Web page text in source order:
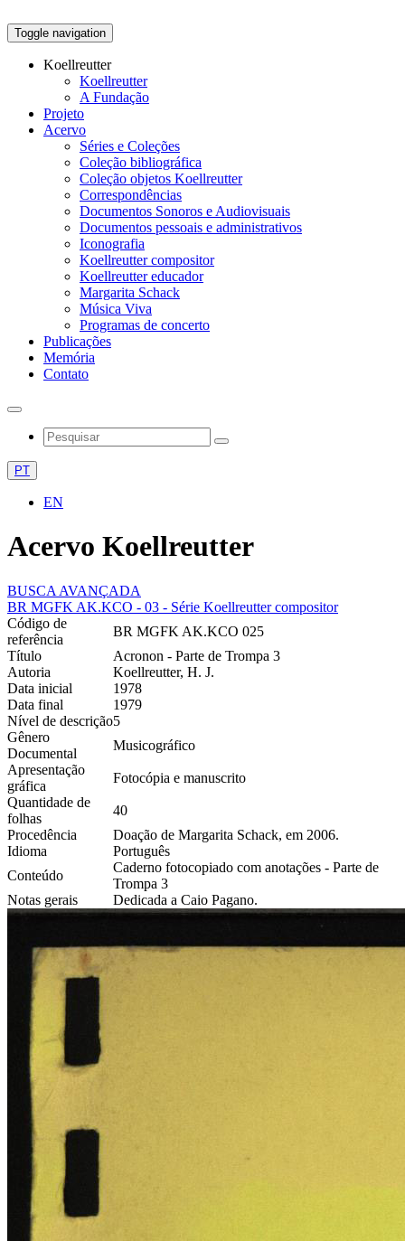
Toggle navigation
Koellreutter
Koellreutter
A Fundação
Projeto
Acervo
Séries e Coleções
Coleção bibliográfica
Coleção objetos Koellreutter
Correspondências
Documentos Sonoros e Audiovisuais
Documentos pessoais e administrativos
Iconografia
Koellreutter compositor
Koellreutter educador
Margarita Schack
Música Viva
Programas de concerto
Publicações
Memória
Contato
PT
EN
Acervo Koellreutter
BUSCA AVANÇADA
BR MGFK AK.KCO - 03 - Série Koellreutter compositor
Código de
referência
BR MGFK AK.KCO 025
Título
Acronon - Parte de Trompa 3
Autoria
Koellreutter, H. J.
Data inicial
1978
Data final
1979
Nível de descrição5
Gênero
Documental
Musicográfico
Apresentação
gráfica
Fotocópia e manuscrito
Quantidade de
folhas
40
Procedência
Doação de Margarita Schack, em 2006.
Idioma
Português
Conteúdo
Caderno fotocopiado com anotações - Parte de
Trompa 3
Notas gerais
Dedicada a Caio Pagano.